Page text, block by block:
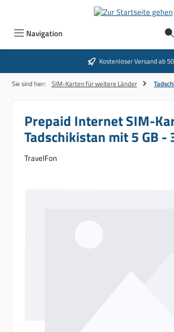
Navigation
Kostenloser Versand ab
Sie sind hier: SIM-Karten für weitere Länder
Prepaid Internet SIM-
Tadschikistan mit 5 GB -
TravelFon